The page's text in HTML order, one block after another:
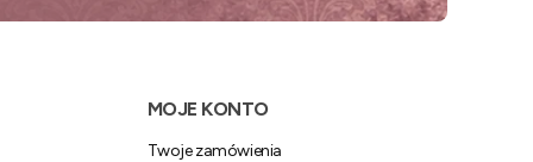
MOJE KONTO
Twoje zamówienia